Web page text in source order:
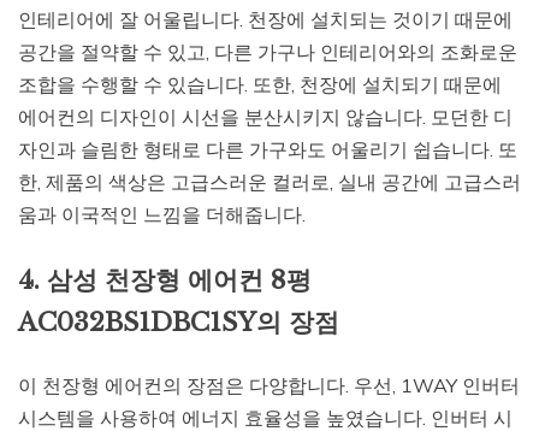
인테리어에 잘 어울립니다. 천장에 설치되는 것이기 때문에
공간을 절약할 수 있고, 다른 가구나 인테리어와의 조화로운
조합을 수행할 수 있습니다. 또한, 천장에 설치되기 때문에
에어컨의 디자인이 시선을 분산시키지 않습니다. 모던한 디
자인과 슬림한 형태로 다른 가구와도 어울리기 쉽습니다. 또
한, 제품의 색상은 고급스러운 컬러로, 실내 공간에 고급스러
움과 이국적인 느낌을 더해줍니다.
4. 삼성 천장형 에어컨 8평
AC032BS1DBC1SY의 장점
이 천장형 에어컨의 장점은 다양합니다. 우선, 1WAY 인버터
시스템을 사용하여 에너지 효율성을 높였습니다. 인버터 시